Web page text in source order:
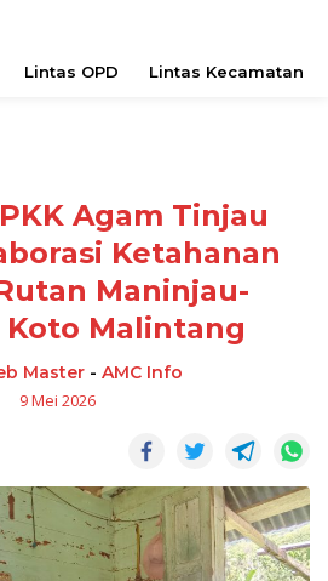
Lintas OPD Lintas Kecamatan
Agam Tinjau
Ketahanan
Maninjau-
Koto Malintang
Master- AMC Info
9 Mei 2026